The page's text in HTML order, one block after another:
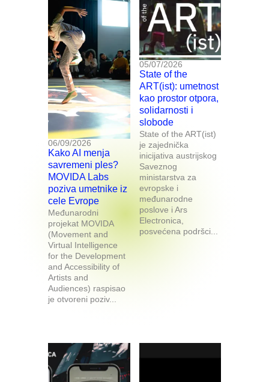
06/09/2026
Kako AI menja
savremeni ples?
MOVIDA Labs
poziva umetnike iz
cele Evrope
Međunarodni
projekat MOVIDA
(Movement and
Virtual Intelligence
for the Development
and Accessibility of
Artists and
Audiences) raspisao
je otvoreni poziv...
05/07/2026
State of the
ART(ist): umetnost
kao prostor otpora,
solidarnosti i
slobode
State of the ART(ist)
je zajednička
inicijativa austrijskog
Saveznog
ministarstva za
evropske i
međunarodne
poslove i Ars
Electronica,
posvećena podršci...